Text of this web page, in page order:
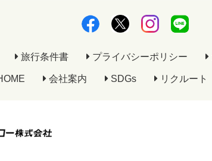
旅行条件書 プライバシーポリシー
会社案内 SDGs リクルート